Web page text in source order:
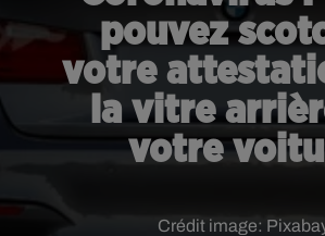
pouvez
votre
la vitre
votre
Crédit image: